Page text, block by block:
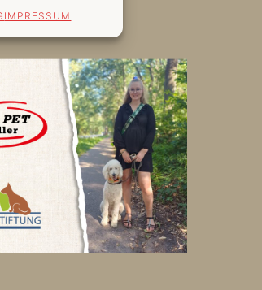
IMPRESSUM